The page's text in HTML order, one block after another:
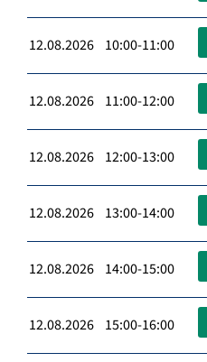
12.08.2026 10:00-11:00
12.08.2026 11:00-12:00
12.08.2026 12:00-13:00
12.08.2026 13:00-14:00
12.08.2026 14:00-15:00
12.08.2026 15:00-16:00